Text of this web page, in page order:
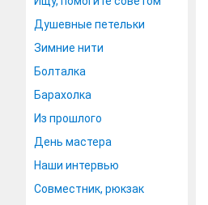
Душевные петельки
Зимние нити
Болталка
Барахолка
Из прошлого
День мастера
Наши интервью
Совместник, рюкзак